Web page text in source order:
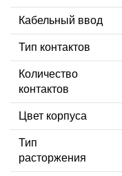
Кабельный ввод
Тип контактов
Количество
контактов
Цвет корпуса
Тип
расторжения